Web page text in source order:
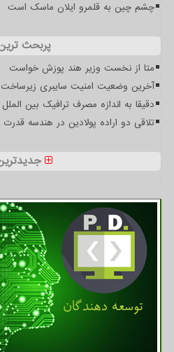
چشم چین به قلمرو ایلان ماسک است
پربحث
متا از نخست وزیر هند پوزش خواست
آخرین وضعیت امنیت سایبری
دقیقا به اندازه مصرف ترافیک بین
تلاقی دو اراده پولادین در هندسه قدرت